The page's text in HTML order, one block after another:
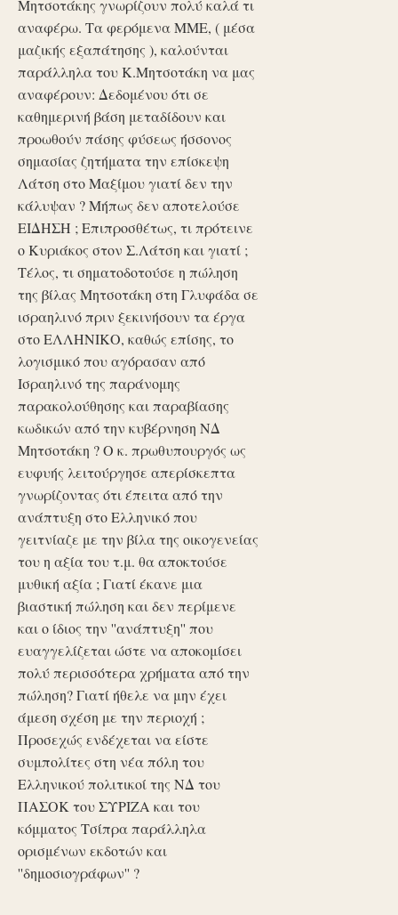
Μητσοτάκης γνωρίζουν πολύ καλά τι
αναφέρω. Τα φερόμενα ΜΜΕ, ( μέσα
μαζικής εξαπάτησης ), καλούνται
παράλληλα του Κ.Μητσοτάκη να μας
αναφέρουν: Δεδομένου ότι σε
καθημερινή βάση μεταδίδουν και
προωθούν πάσης φύσεως ήσσονος
σημασίας ζητήματα την επίσκεψη
Λάτση στο Μαξίμου γιατί δεν την
κάλυψαν ? Μήπως δεν αποτελούσε
ΕΙΔΗΣΗ ; Επιπροσθέτως, τι πρότεινε
ο Κυριάκος στον Σ.Λάτση και γιατί ;
Τέλος, τι σηματοδοτούσε η πώληση
της βίλας Μητσοτάκη στη Γλυφάδα σε
ισραηλινό πριν ξεκινήσουν τα έργα
στο ΕΛΛΗΝΙΚΟ, καθώς επίσης, το
λογισμικό που αγόρασαν από
Ισραηλινό της παράνομης
παρακολούθησης και παραβίασης
κωδικών από την κυβέρνηση ΝΔ
Μητσοτάκη ? Ο κ. πρωθυπουργός ως
ευφυής λειτούργησε απερίσκεπτα
γνωρίζοντας ότι έπειτα από την
ανάπτυξη στο Ελληνικό που
γειτνίαζε με την βίλα της οικογενείας
του η αξία του τ.μ. θα αποκτούσε
μυθική αξία ; Γιατί έκανε μια
βιαστική πώληση και δεν περίμενε
και ο ίδιος την ''ανάπτυξη'' που
ευαγγελίζεται ώστε να αποκομίσει
πολύ περισσότερα χρήματα από την
πώληση? Γιατί ήθελε να μην έχει
άμεση σχέση με την περιοχή ;
Προσεχώς ενδέχεται να είστε
συμπολίτες στη νέα πόλη του
Ελληνικού πολιτικοί της ΝΔ του
ΠΑΣΟΚ του ΣΥΡΙΖΑ και του
κόμματος Τσίπρα παράλληλα
ορισμένων εκδοτών και
''δημοσιογράφων'' ?